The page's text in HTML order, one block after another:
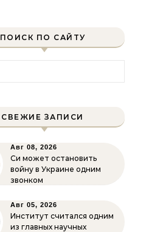
ПОИСК ПО САЙТУ
СВЕЖИЕ ЗАПИСИ
Авг 08, 2026
Си может остановить
войну в Украине одним
звонком
Авг 05, 2026
Институт считался одним
из главных научных